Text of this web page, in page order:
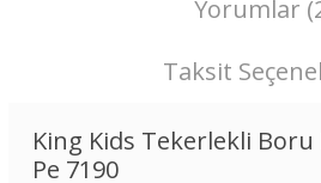
Yorumlar
Taksit
King Kids Tekerlekli Boru
Pe 7190